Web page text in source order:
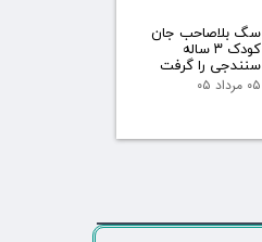
سگ بلاصاحب جان
کودک ۳ ساله
سنندجی را گرفت
۰۵ مرداد ۰۵